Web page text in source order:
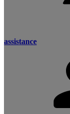
assistance